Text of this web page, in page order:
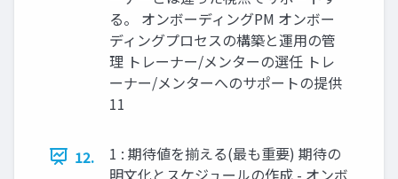
る。 オンボーディングPM オンボー
ディングプロセスの構築と運用の管
理 トレーナー/メンターの選任 トレ
ーナー/メンターへのサポートの提供
11
12.
1 : 期待値を揃える(最も重要) 期待の
明文化とスケジュールの作成 - オンボ